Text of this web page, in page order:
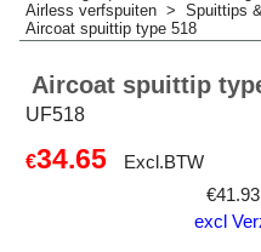
Airless verfspuiten > Spuittips
Aircoat spuittip type 518
Aircoat spuittip
UF518
€34.65
Excl.BTW
€41.93
excl